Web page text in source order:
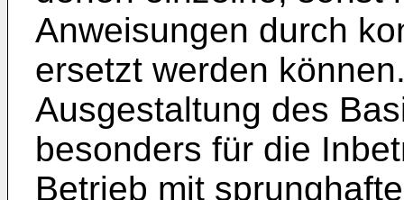
Anweisungen durch
ersetzt werden
Ausgestaltung des
besonders für die
Betrieb mit